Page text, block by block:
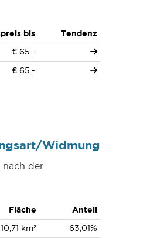
bis
Tendenz
€ 65.-
€ 65.-
Widmung
der
Fläche
Anteil
10,71 km²
63,01%